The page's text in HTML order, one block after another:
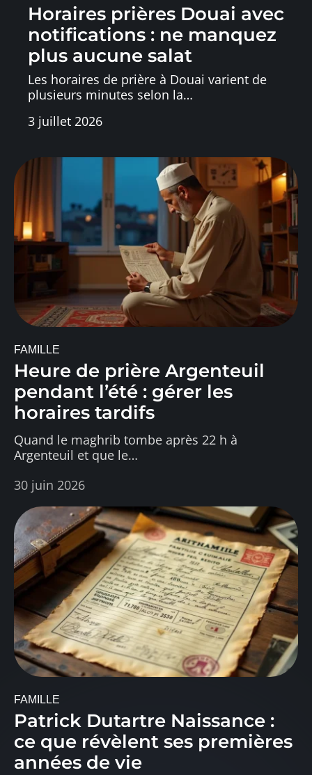
Horaires prières Douai avec
notifications : ne manquez
plus aucune salat
Les horaires de prière à Douai varient de
plusieurs minutes selon la…
3 juillet 2026
FAMILLE
Heure de prière Argenteuil
pendant l’été : gérer les
horaires tardifs
Quand le maghrib tombe après 22 h à
Argenteuil et que le…
30 juin 2026
FAMILLE
Patrick Dutartre Naissance :
ce que révèlent ses premières
années de vie